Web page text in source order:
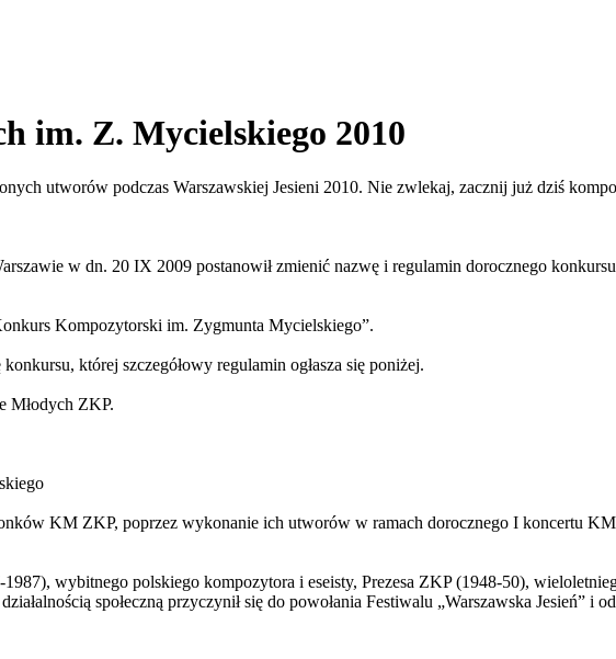
im. Z. Mycielskiego 2010
utworów podczas Warszawskiej Jesieni 2010. Nie zwlekaj, zacznij już dziś
w dn. 20 IX 2009 postanowił zmienić nazwę i regulamin dorocznego
Kompozytorski im. Zygmunta Mycielskiego”.
której szczegółowy regulamin ogłasza się poniżej.
Młodych ZKP.
KM ZKP, poprzez wykonanie ich utworów w ramach dorocznego I koncertu
wybitnego polskiego kompozytora i eseisty, Prezesa ZKP (1948-50),
społeczną przyczynił się do powołania Festiwalu „Warszawska Jesień” i